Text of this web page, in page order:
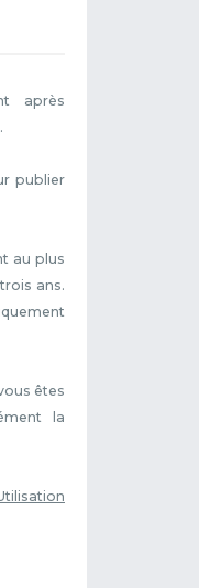
après
publier
au plus
ans.
êtes
la